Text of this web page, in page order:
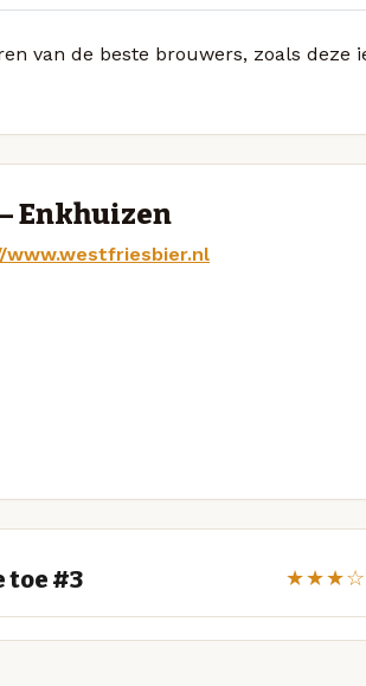
van de beste brouwers, zoals deze
Enkhuizen
www.westfriesbier.nl
toe #3